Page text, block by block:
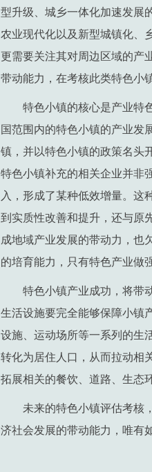
型升级、城乡一体化加速发展
农业现代化以及新型城镇化、
更需要关注其对周边区域的产
带动能力，在考核此类特色小
特色小镇的核心是产业特
国范围内的特色小镇的产业发
镇，并以特色小镇的政策名头
特色小镇补充的相关企业并非
入，形成了某种低效增量。这
到实质性改善和提升，还与原
成地域产业发展的带动力，也
的培育能力，只有特色产业做
特色小镇产业成功，将带
生活设施要完全能够保障小镇
设施、运动场所等一系列的生
转化为居住人口，从而拉动相
拓展相关的餐饮、道路、生态
未来的特色小镇评估考核
济社会发展的带动能力，唯有